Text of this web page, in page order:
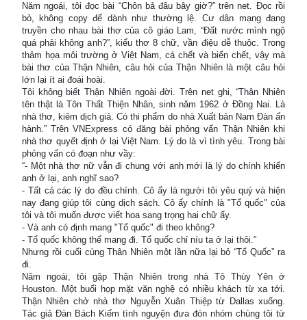
Năm ngoái, tôi đọc bài “Chôn bả đâu bây giờ?” trên net. Đọc rồi
bỏ, không copy để dành như thường lệ. Cư dân mạng đang
truyền cho nhau bài thơ của cô giáo Lam, “Đất nước mình ngộ
quá phải không anh?”, kiểu thơ 8 chữ, vần điệu dễ thuộc. Trong
thảm họa môi trường ở Việt Nam, cá chết và biển chết, vậy mà
bài thơ của Thận Nhiên, câu hỏi của Thận Nhiên là một câu hỏi
lớn lại ít ai đoái hoài.
Tôi không biết Thận Nhiên ngoài đời. Trên net ghi, “Thân Nhiên
tên thật là Tôn Thất Thiện Nhân, sinh năm 1962 ở Đồng Nai. Là
nhà thơ, kiêm dịch giả. Có thi phẩm do nhà Xuất bản Nam Đàn ấn
hành.” Trên VNExpress có đăng bài phỏng vấn Thận Nhiên khi
nhà thơ quyết định ở lại Việt Nam. Lý do là vì tình yêu. Trong bài
phỏng vấn có đoạn như vầy:
“- Một nhà thơ nữ vẫn đi chung với anh mới là lý do chính khiến
anh ở lại, anh nghĩ sao?
- Tất cả các lý do đều chính. Cô ấy là người tôi yêu quý và hiện
nay đang giúp tôi cùng dịch sách. Cô ấy chính là "Tổ quốc" của
tôi và tôi muốn được viết hoa sang trọng hai chữ ấy.
- Và anh có định mang "Tổ quốc" đi theo không?
- Tổ quốc không thể mang đi. Tổ quốc chỉ níu ta ở lại thôi.”
Nhưng rồi cuối cùng Thân Nhiên một lần nữa lại bỏ “Tổ Quốc” ra
đi.
Năm ngoái, tôi gặp Thận Nhiên trong nhà Tô Thùy Yên ở
Houston. Một buổi họp mặt văn nghệ có nhiều khách từ xa tới.
Thận Nhiên chở nhà thơ Nguyễn Xuân Thiệp từ Dallas xuống.
Tác giả Đàn Bách Kiếm tình nguyện đưa đón nhóm chùng tôi từ